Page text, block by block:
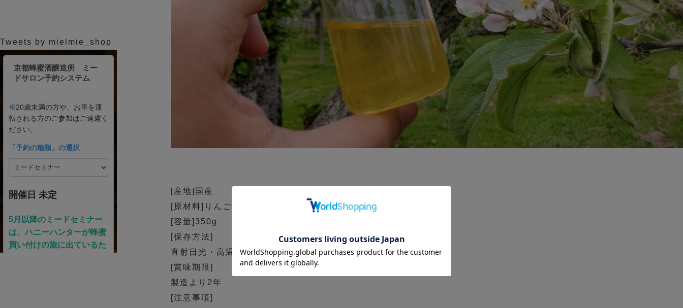
[産地]国産
[原材料]りんごはちみつ（国産）
[容量]350g
[保存方法]
直射日光・高温多湿を避け常温にて保存ください（開封後も同じく）
[賞味期限]
製造より2年
[注意事項]
Tweets by mielmie_shop